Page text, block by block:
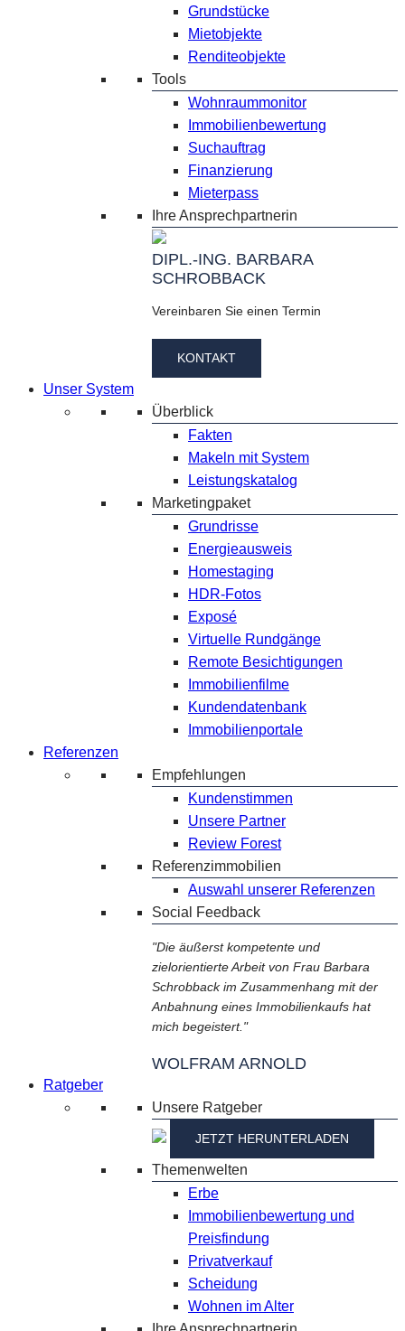
Grundstücke
Mietobjekte
Renditeobjekte
Tools
Wohnraummonitor
Immobilienbewertung
Suchauftrag
Finanzierung
Mieterpass
Ihre Ansprechpartnerin
DIPL.-ING. BARBARA
SCHROBBACK
Vereinbaren Sie einen Termin
KONTAKT
Unser System
Überblick
Fakten
Makeln mit System
Leistungskatalog
Marketingpaket
Grundrisse
Energieausweis
Homestaging
HDR-Fotos
Exposé
Virtuelle Rundgänge
Remote Besichtigungen
Immobilienfilme
Kundendatenbank
Immobilienportale
Referenzen
Empfehlungen
Kundenstimmen
Unsere Partner
Review Forest
Referenzimmobilien
Auswahl unserer Referenzen
Social Feedback
"Die äußerst kompetente und
zielorientierte Arbeit von Frau Barbara
Schrobback im Zusammenhang mit der
Anbahnung eines Immobilienkaufs hat
mich begeistert."
WOLFRAM ARNOLD
Ratgeber
Unsere Ratgeber
JETZT HERUNTERLADEN
Themenwelten
Erbe
Immobilienbewertung und
Preisfindung
Privatverkauf
Scheidung
Wohnen im Alter